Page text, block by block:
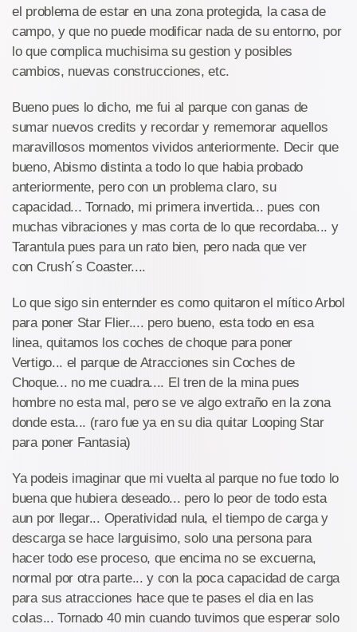
el problema de estar en una zona protegida, la casa de
campo, y que no puede modificar nada de su entorno, por
lo que complica muchisima su gestion y posibles
cambios, nuevas construcciones, etc.
Bueno pues lo dicho, me fui al parque con ganas de
sumar nuevos credits y recordar y rememorar aquellos
maravillosos momentos vividos anteriormente. Decir que
bueno, Abismo distinta a todo lo que habia probado
anteriormente, pero con un problema claro, su
capacidad... Tornado, mi primera invertida... pues con
muchas vibraciones y mas corta de lo que recordaba... y
Tarantula pues para un rato bien, pero nada que ver
con Crush´s Coaster....
Lo que sigo sin enternder es como quitaron el mítico Arbol
para poner Star Flier.... pero bueno, esta todo en esa
linea, quitamos los coches de choque para poner
Vertigo... el parque de Atracciones sin Coches de
Choque... no me cuadra.... El tren de la mina pues
hombre no esta mal, pero se ve algo extraño en la zona
donde esta... (raro fue ya en su dia quitar Looping Star
para poner Fantasia)
Ya podeis imaginar que mi vuelta al parque no fue todo lo
buena que hubiera deseado... pero lo peor de todo esta
aun por llegar... Operatividad nula, el tiempo de carga y
descarga se hace larguisimo, solo una persona para
hacer todo ese proceso, que encima no se excuerna,
normal por otra parte... y con la poca capacidad de carga
para sus atracciones hace que te pases el dia en las
colas... Tornado 40 min cuando tuvimos que esperar solo